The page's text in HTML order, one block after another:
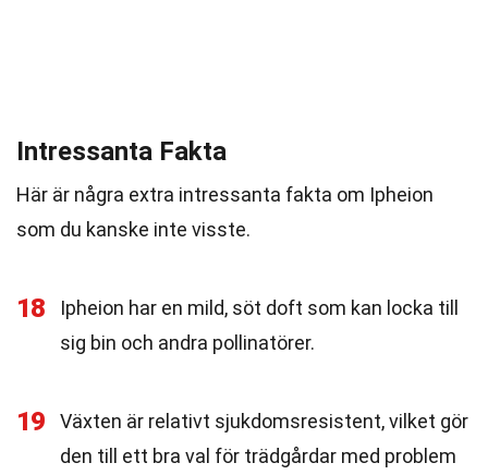
Intressanta Fakta
Här är några extra intressanta fakta om Ipheion
som du kanske inte visste.
18
Ipheion har en mild, söt doft som kan locka till
sig bin och andra pollinatörer.
19
Växten är relativt sjukdomsresistent, vilket gör
den till ett bra val för trädgårdar med problem